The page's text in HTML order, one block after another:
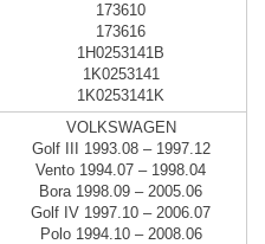
173610
173616
1H0253141B
1K0253141
1K0253141K
VOLKSWAGEN
Golf III 1993.08 – 1997.12
Vento 1994.07 – 1998.04
Bora 1998.09 – 2005.06
Golf IV 1997.10 – 2006.07
Polo 1994.10 – 2008.06